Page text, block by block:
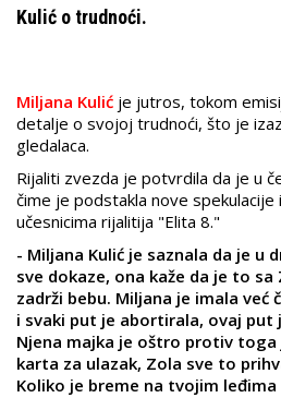
Kulić o trudnoći.
Miljana Kulić je jutros, tokom
detalje o svojoj trudnoći, što je
gledalaca.
Rijaliti zvezda je potvrdila da je u
čime je podstakla nove
učesnicima rijalitija "Elita 8."
- Miljana Kulić je saznala da je u
sve dokaze, ona kaže da je to
zadrži bebu. Miljana je imala
i svaki put je abortirala, ovaj put
Njena majka je oštro protiv
karta za ulazak, Zola sve to
Koliko je breme na tvojim leđima